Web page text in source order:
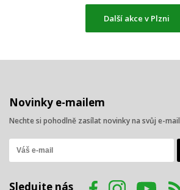
Další akce v Plzni
Novinky e-mailem
Nechte si pohodlně zasílat novinky na svůj e-mail
Sledujte nás